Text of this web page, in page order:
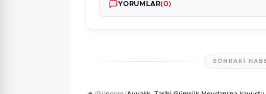
YORUMLAR(0)
SONRAKI